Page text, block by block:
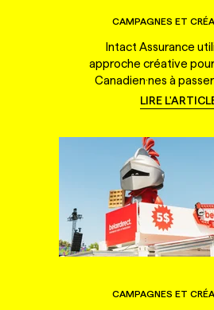
CAMPAGNES ET
Intact Assurance
approche créative
Canadien·nes à
LIRE
CAMPAGNES ET